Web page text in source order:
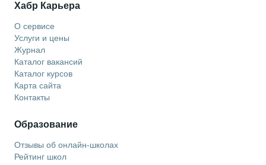
Хабр Карьера
О сервисе
Услуги и цены
Журнал
Каталог вакансий
Каталог курсов
Карта сайта
Контакты
Образование
Отзывы об онлайн-школах
Рейтинг школ